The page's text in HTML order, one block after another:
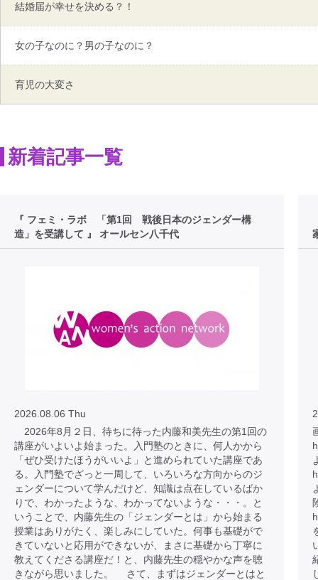
結婚届が幸せを決める？！
女の子なのに？男の子なのに？
育児の大変さ
新着記事一覧
『 フェミ・ラボ 「第1回 戦後日本のジェンダー構
造」を受講して 』 オールセン八千代
2026.08.06 Thu
2026年8月２日、待ちに待った内藤和美先生の第1回の
講座がいよいよ始まった。入門塾のときに、何人かから
「ぜひ受けたほうがいいよ」と進められていた講座であ
る。入門塾でざっと一周して、いろいろな方向からのジ
ェンダーについて学んだけど、知識は点在しているばか
りで、わかったような、わかってないような・・・。と
いうことで、内藤先生の「ジェンダーとは」から始まる
授業はありがたく、楽しみにしていた。何事も基礎がで
きていないと応用ができないが、まさに基礎から丁寧に
教えてくださる講座だ！と、内藤先生の穏やかな声を聴
きながら思いました。 さて、まずはジェンダーとはと